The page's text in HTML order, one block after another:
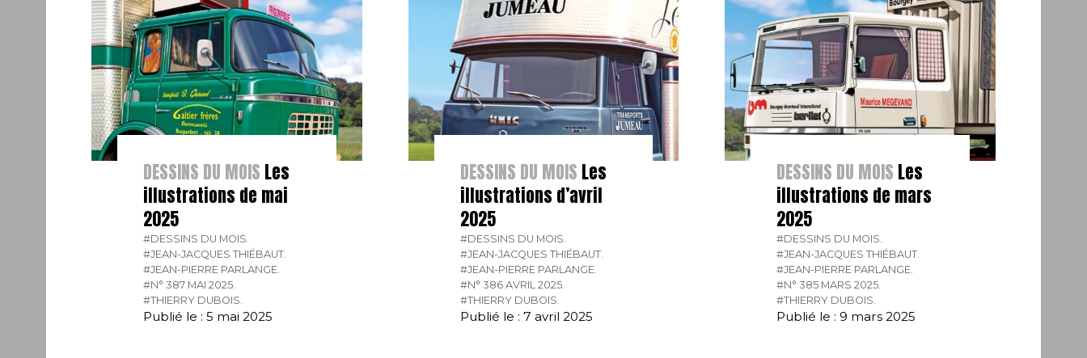
DESSINS DU MOIS Les
illustrations de mai
2025
#DESSINS DU MOIS.
#JEAN-JACQUES THIÉBAUT.
#JEAN-PIERRE PARLANGE.
#N° 387 MAI 2025.
#THIERRY DUBOIS.
Publié le : 5 mai 2025
DESSINS DU MOIS Les
illustrations d’avril
2025
#DESSINS DU MOIS.
#JEAN-JACQUES THIÉBAUT.
#JEAN-PIERRE PARLANGE.
#N° 386 AVRIL 2025.
#THIERRY DUBOIS.
Publié le : 7 avril 2025
DESSINS DU MOIS Les
illustrations de mars
2025
#DESSINS DU MOIS.
#JEAN-JACQUES THIÉBAUT.
#JEAN-PIERRE PARLANGE.
#N° 385 MARS 2025.
#THIERRY DUBOIS.
Publié le : 9 mars 2025